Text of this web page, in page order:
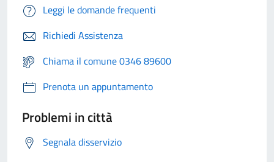
Leggi le domande frequenti
Richiedi Assistenza
Chiama il comune 0346 89600
Prenota un appuntamento
Problemi in città
Segnala disservizio